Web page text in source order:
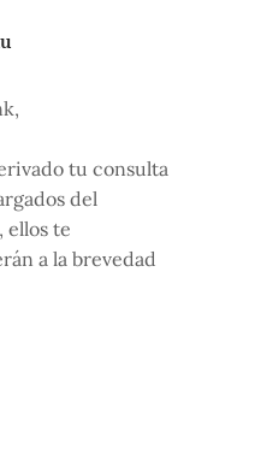
tu consulta
del
ellos te
a la brevedad